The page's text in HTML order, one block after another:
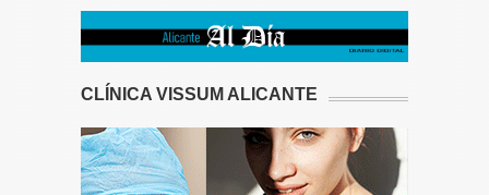
CLÍNICA VISSUM ALICANTE